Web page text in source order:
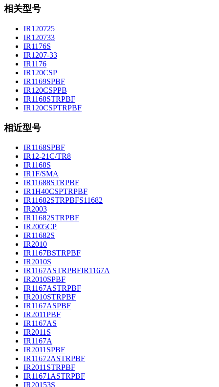
相关型号
IR120725
IR120733
IR1176S
IR1207-33
IR1176
IR120CSP
IR1169SPBF
IR120CSPPB
IR1168STRPBF
IR120CSPTRPBF
相近型号
IR1168SPBF
IR12-21C/TR8
IR1168S
IR1F/SMA
IR11688STRPBF
IR1H40CSPTRPBF
IR11682STRPBFS11682
IR2003
IR11682STRPBF
IR2005CP
IR11682S
IR2010
IR1167BSTRPBF
IR2010S
IR1167ASTRPBFIR1167A
IR2010SPBF
IR1167ASTRPBF
IR2010STRPBF
IR1167ASPBF
IR2011PBF
IR1167AS
IR2011S
IR1167A
IR2011SPBF
IR11672ASTRPBF
IR2011STRPBF
IR11671ASTRPBF
IR20153S